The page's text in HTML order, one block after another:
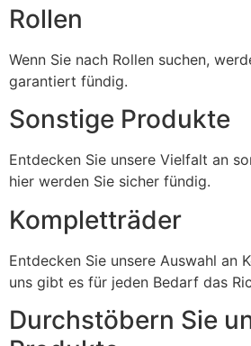
Rollen
Wenn Sie nach Rollen suchen,
garantiert fündig.
Sonstige Produkte
Entdecken Sie unsere Vielfalt an
hier werden Sie sicher fündig.
Kompletträder
Entdecken Sie unsere Auswahl an
uns gibt es für jeden Bedarf das
Durchstöbern Sie